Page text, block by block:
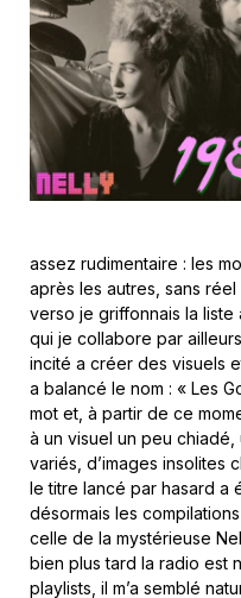
assez rudimentaire : les
après les autres, sans réel
verso je griffonnais la liste
qui je collabore par
incité a créer des visuels
a balancé le nom : « Les
mot et, à partir de ce
à un visuel un peu chiadé,
variés, d’images insolites
le titre lancé par hasard a
désormais les
celle de la mystérieuse
bien plus tard la radio est
playlists, il m’a semblé